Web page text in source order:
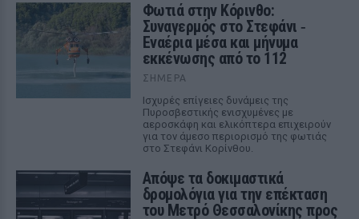
Φωτιά στην Κόρινθο:
Συναγερμός στο Στεφάνι ‑
Εναέρια μέσα και μήνυμα
εκκένωσης από το 112
ΣΉΜΕΡΑ
Ισχυρές επίγειες δυνάμεις της
Πυροσβεστικής ενισχυμένες με
αεροσκάφη και ελικόπτερα επιχειρούν
για τον άμεσο περιορισμό της φωτιάς
στο Στεφάνι Κορίνθου.
Απόψε τα δοκιμαστικά
δρομολόγια για την επέκταση
του Μετρό Θεσσαλονίκης προς